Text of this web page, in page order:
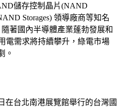
儲存控制晶片(NAND
Storages) 領導廠商等知名
著國內半導體產業蓬勃發展和
電需求將持續攀升，綠電市場
。
在台北南港展覽館舉行的台灣國